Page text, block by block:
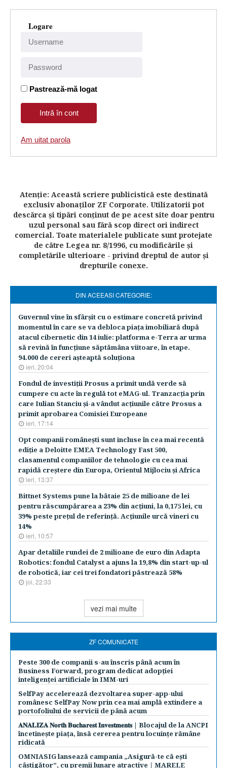
Logare
Pastrează-mă logat
Am uitat parola
Atenţie: Această scriere publicistică este destinată
exclusiv abonaţilor ZF Corporate. Utilizatorii pot
descărca şi tipări conţinut de pe acest site doar pentru
uzul personal sau fără scop direct ori indirect
comercial. Toate materialele publicate sunt protejate
de către Legea nr. 8/1996, cu modificările şi
completările ulterioare - privind dreptul de autor şi
drepturile conexe.
DIN ACEEASI CATEGORIE:
Guvernul vine în sfârşit cu o estimare concretă privind
momentul în care se va debloca piaţa imobiliară după
atacul cibernetic din 14 iulie: platforma e-Terra ar urma
să revină în funcţiune săptămâna viitoare, în etape.
94.000 de cereri aşteaptă soluţiona
ieri, 20:04
Fondul de investiţii Prosus a primit undă verde să
cumpere cu acte în regulă tot eMAG-ul. Tranzacţia prin
care Iulian Stanciu şi-a vândut acţiunile către Prosus a
primit aprobarea Comisiei Europeane
ieri, 17:14
Opt companii româneşti sunt incluse în cea mai recentă
ediţie a Deloitte EMEA Technology Fast 500,
clasamentul companiilor de tehnologie cu cea mai
rapidă creştere din Europa, Orientul Mijlociu şi Africa
ieri, 13:37
Bittnet Systems pune la bătaie 25 de milioane de lei
pentru răscumpărarea a 23% din acţiuni, la 0,175 lei, cu
39% peste preţul de referinţă. Acţiunile urcă vineri cu
14%
ieri, 10:57
Apar detaliile rundei de 2 milioane de euro din Adapta
Robotics: fondul Catalyst a ajuns la 19,8% din start-up-ul
de robotică, iar cei trei fondatori păstrează 58%
joi, 22:33
vezi mai multe
ZF COMUNICATE
Peste 300 de companii s-au înscris până acum în
Business Forward, program dedicat adopției
inteligenței artificiale în IMM-uri
SelfPay accelerează dezvoltarea super-app-ului
românesc SelfPay Now prin cea mai amplă extindere a
portofoliului de servicii de până acum
𝐀𝐍𝐀𝐋𝐈𝐙𝐀 𝐍𝐨𝐫𝐭𝐡 𝐁𝐮𝐜𝐡𝐚𝐫𝐞𝐬𝐭 𝐈𝐧𝐯𝐞𝐬𝐭𝐦𝐞𝐧𝐭𝐬 | Blocajul de la ANCPI
încetinește piața, însă cererea pentru locuințe rămâne
ridicată
OMNIASIG lansează campania „Asigură-te că ești
câștigător”, cu premii lunare atractive | MARELE